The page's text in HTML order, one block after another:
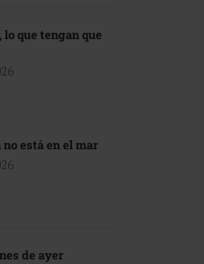
lo que tengan que
está en el mar
de ayer